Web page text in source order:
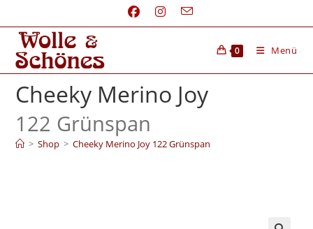
0 Menü
Cheeky Merino Joy
122 Grünspan
> Shop > Cheeky Merino Joy 122 Grünspan